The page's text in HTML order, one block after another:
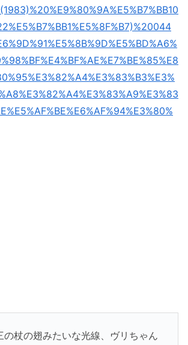
の杖の翅みたいな光線、ヴリちゃん